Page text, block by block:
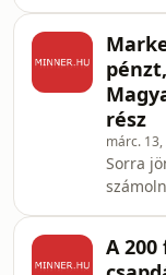
ami
magad,
nincs
nem
Mit kell
rész
márc.
Sorra
A